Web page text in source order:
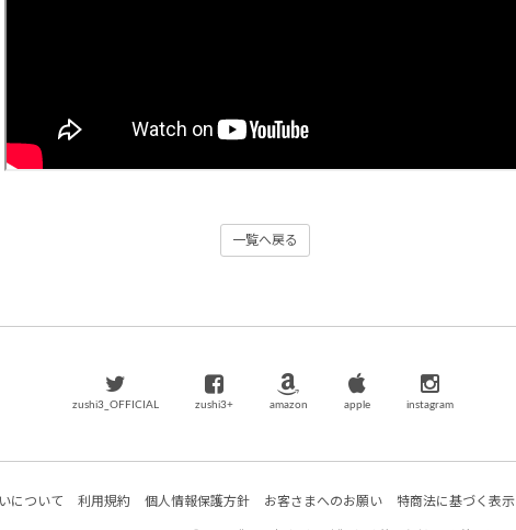
一覧へ戻る
zushi3_OFFICIAL zushi3+ amazon apple instagram
について 利用規約 個人情報保護方針 お客さまへのお願い 特商法に基づく表示